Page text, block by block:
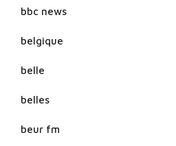
bbc news
belgique
belle
belles
beur fm